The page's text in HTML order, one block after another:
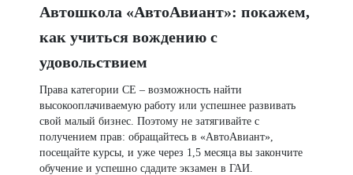
Автошкола «АвтоАвиант»: покажем,
как учиться вождению с
удовольствием
Права категории СE – возможность найти
высокооплачиваемую работу или успешнее развивать
свой малый бизнес. Поэтому не затягивайте с
получением прав: обращайтесь в «АвтоАвиант»,
посещайте курсы, и уже через 1,5 месяца вы закончите
обучение и успешно сдадите экзамен в ГАИ.